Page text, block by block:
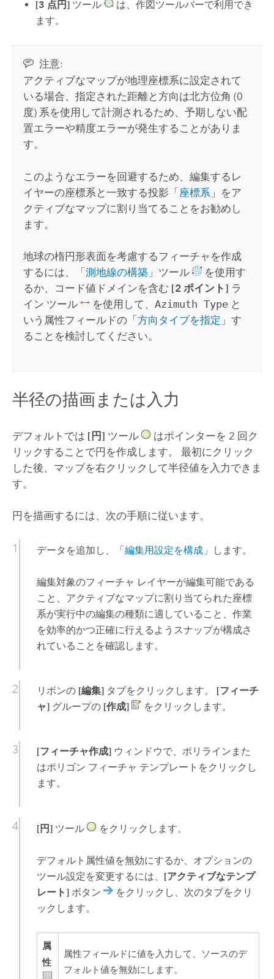
[3 点円] ツール
は、作図ツールバーで利用でき
ます。
注意:
アクティブなマップが地理座標系に設定されて
いる場合、指定された距離と方向は北方位角 (0
度) 系を使用して計測されるため、予期しない配
置エラーや精度エラーが発生することがありま
す。
このようなエラーを回避するため、編集するレ
イヤーの座標系と一致する投影「座標系 」をア
クティブなマップに割り当てることをお勧めし
ます。
地球の楕円形表面を考慮するフィーチャを作成
するには、「測地線の構築 」ツール
を使用す
るか、コード値ドメインを含む [2 ポイント] ラ
イン ツール
を使用して、Azimuth Type と
いう属性フィールドの「方向タイプを指定 」す
ることを検討してください。
半径の描画または入力
デフォルトでは [円] ツール
はポインターを 2 回ク
リックすることで円を作成します。 最初にクリック
した後、マップを右クリックして半径値を入力できま
す。
円を描画するには、次の手順に従います。
データを追加し、「編集用設定を構成」します。
編集対象のフィーチャ レイヤーが編集可能である
こと、アクティブなマップに割り当てられた座標
系が実行中の編集の種類に適していること、作業
を効率的かつ正確に行えるようスナップが構成さ
れていることを確認します。
リボンの [編集]タブをクリックします。 [フィーチ
ャ]グループの [作成] をクリックします。
[フィーチャ作成]ウィンドウで、ポリラインまた
はポリゴン フィーチャ テンプレートをクリックし
ます。
[円]ツール をクリックします。
デフォルト属性値を無効にするか、オプションの
ツール設定を変更するには、 [アクティブなテンプ
レート]ボタン
をクリックし、次のタブをクリ
ックします。
属
性
属性フィールドに値を入力して、ソースのデ
フォルト値を無効にします。